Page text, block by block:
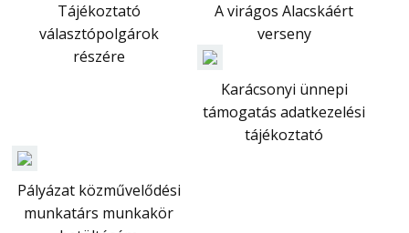
Tájékoztató
választópolgárok
részére
A virágos Alacskáért
verseny
Karácsonyi ünnepi
támogatás adatkezelési
tájékoztató
Pályázat közművelődési
munkatárs munkakör